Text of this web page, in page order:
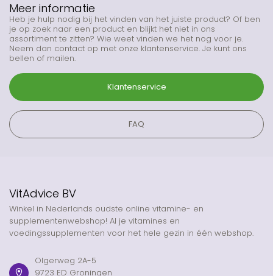
Meer informatie
Heb je hulp nodig bij het vinden van het juiste product? Of ben
je op zoek naar een product en blijkt het niet in ons
assortiment te zitten? Wie weet vinden we het nog voor je.
Neem dan contact op met onze klantenservice. Je kunt ons
bellen of mailen.
Klantenservice
FAQ
VitAdvice BV
Winkel in Nederlands oudste online vitamine- en
supplementenwebshop! Al je vitamines en
voedingssupplementen voor het hele gezin in één webshop.
Olgerweg 2A-5
9723 ED Groningen